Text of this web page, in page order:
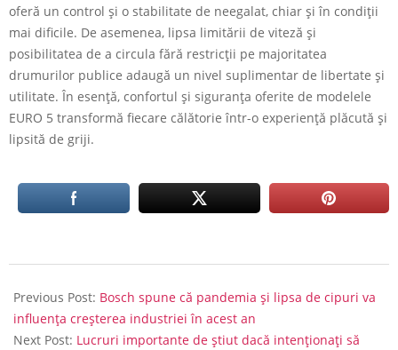
oferă un control și o stabilitate de neegalat, chiar și în condiții
mai dificile. De asemenea, lipsa limitării de viteză și
posibilitatea de a circula fără restricții pe majoritatea
drumurilor publice adaugă un nivel suplimentar de libertate și
utilitate. În esență, confortul și siguranța oferite de modelele
EURO 5 transformă fiecare călătorie într-o experiență plăcută și
lipsită de griji.
02-
27
Previous Post: Bosch spune că pandemia și lipsa de cipuri va
influența creșterea industriei în acest an
Next Post: Lucruri importante de știut dacă intenționați să